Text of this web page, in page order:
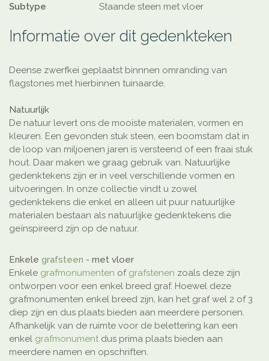
Subtype Staande steen met vloer
Informatie over dit gedenkteken
Deense zwerfkei geplaatst binnnen omranding van
flagstones met hierbinnen tuinaarde.
Natuurlijk
De natuur levert ons de mooiste materialen, vormen en
kleuren. Een gevonden stuk steen, een boomstam dat in
de loop van miljoenen jaren is versteend of een fraai stuk
hout. Daar maken we graag gebruik van. Natuurlijke
gedenktekens zijn er in veel verschillende vormen en
uitvoeringen. In onze collectie vindt u zowel
gedenktekens die enkel en alleen uit puur natuurlijke
materialen bestaan als natuurlijke gedenktekens die
geïnspireerd zijn op de natuur.
Enkele grafsteen - met vloer
Enkele grafmonumenten of grafstenen zoals deze zijn
ontworpen voor een enkel breed graf. Hoewel deze
grafmonumenten enkel breed zijn, kan het graf wel 2 of 3
diep zijn en dus plaats bieden aan meerdere personen.
Afhankelijk van de ruimte voor de belettering kan een
enkel grafmonument dus prima plaats bieden aan
meerdere namen en opschriften.